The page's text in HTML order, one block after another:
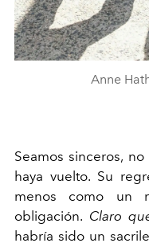
Anne
Seamos sinceros,
haya vuelto. Su
menos como un
obligación. Claro
habría sido un